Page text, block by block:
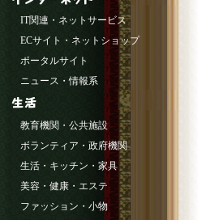
IT関連・ネットサービス
ECサイト・ネットショップ
ポータルサイト
ニュース・情報系
教育機関・公共施設
ボランティア・政府機関
生活・キッチン・家具
美容・健康・エステ
ファッション・小物